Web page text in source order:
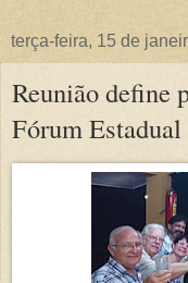
terça-feira, 15 de
Reunião define
Fórum